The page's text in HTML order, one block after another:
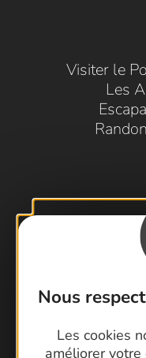
Nous
Les cookies
améliorer
Visiter le
Les